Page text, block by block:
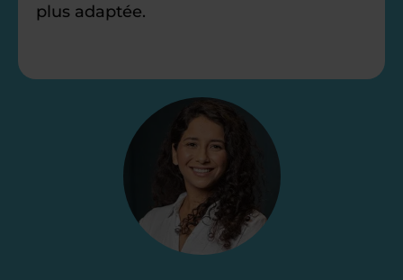
plus adaptée.
Étape 2
Je vous envoie une
proposition
d’accompagnement